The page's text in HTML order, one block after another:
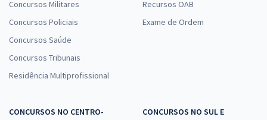
Concursos Militares
Concursos Policiais
Concursos Saúde
Concursos Tribunais
Residência Multiprofissional
Recursos OAB
Exame de Ordem
CONCURSOS NO CENTRO-
CONCURSOS NO SUL E